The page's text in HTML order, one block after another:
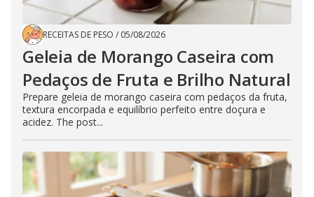
RECEITAS DE PESO / 05/08/2026
Geleia de Morango Caseira com
Pedaços de Fruta e Brilho Natural
Prepare geleia de morango caseira com pedaços da fruta,
textura encorpada e equilíbrio perfeito entre doçura e
acidez. The post...